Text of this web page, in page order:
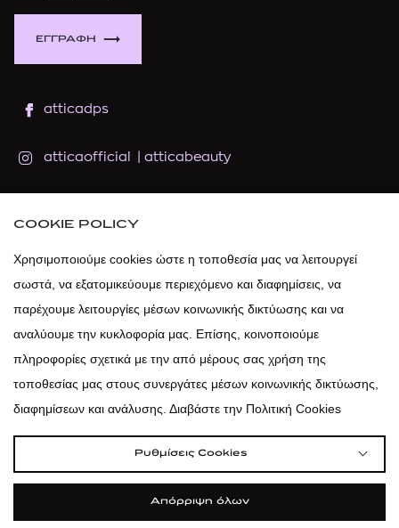
ΕΓΓΡΑΦΗ
atticadps
atticaofficial atticabeauty
atticadps
Πολιτική Cookies | Κώδικας Δεοντολογίας
Προστασία Προσωπικών Δεδομένων
COOKIE POLICY
Χρησιμοποιούμε cookies ώστε η τοποθεσία μας να λειτουργεί
σωστά, να εξατομικεύουμε περιεχόμενο και διαφημίσεις, να
παρέχουμε λειτουργίες μέσων κοινωνικής δικτύωσης και να
αναλύουμε την κυκλοφορία μας. Επίσης, κοινοποιούμε
πληροφορίες σχετικά με την από μέρους σας χρήση της
τοποθεσίας μας στους συνεργάτες μέσων κοινωνικής δικτύωσης,
διαφημίσεων και ανάλυσης. Διαβάστε την Πολιτική Cookies
Ρυθμίσεις Cookies
Απόρριψη όλων